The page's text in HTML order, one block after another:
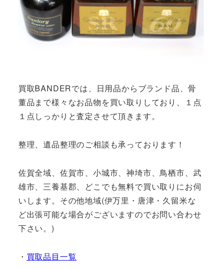
買取BANDERでは、日用品からブランド品、骨
董品まで様々なお品物を買い取りしており、１点
１点しっかりと査定させて頂きます。
整理、遺品整理のご相談も承っております！
佐賀全域、佐賀市、小城市、神埼市、鳥栖市、武
雄市、三養基郡、どこでも無料で買い取りにお伺
いします。その他地域(伊万里・唐津・久留米な
ど出張可能な場合がございますのでお問い合わせ
下さい。)
・ 買取品目一覧